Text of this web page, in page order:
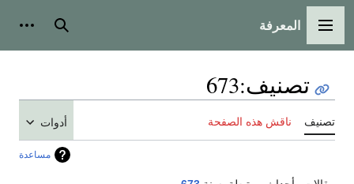
القائمة الرئيسية
المعرفة بحث
تصنيف:
673
تصنيف ناقش هذه الصفحة أدوات
مساعدة